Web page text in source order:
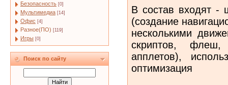
Безопасность [0]
Мультимедиа [14]
Офис [4]
Разное(ПО) [119]
Игры [0]
Поиск по сайту
В состав входят -
(создание
несколькими
скриптов,
апплетов),
оптимизация